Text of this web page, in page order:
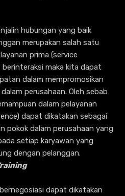
hubungan yang baik
merupakan salah satu
prima (service
berinteraksi maka kita dapat
dalam mempromosikan
perusahaan. Oleh sebab
dalam pelayanan
dapat dikatakan sebagai
pokok dalam perusahaan yang
setiap karyawan yang
dengan pelanggan.
dapat dikatakan